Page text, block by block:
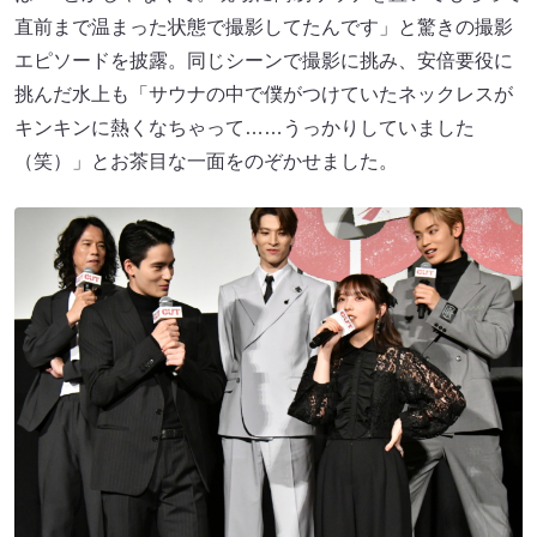
直前まで温まった状態で撮影してたんです」と驚きの撮影
エピソードを披露。同じシーンで撮影に挑み、安倍要役に
挑んだ水上も「サウナの中で僕がつけていたネックレスが
キンキンに熱くなちゃって……うっかりしていました
（笑）」とお茶目な一面をのぞかせました。